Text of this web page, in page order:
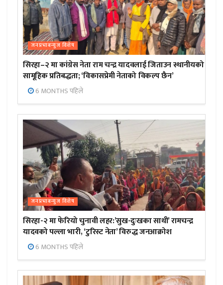
जनप्रभाबन्युज विशेष
सिरहा–२ मा कांग्रेस नेता राम चन्द्र यादवलाई जिताउन स्थानीयको
सामूहिक प्रतिबद्धता; ‘विकासप्रेमी नेताको विकल्प छैन’
6 MONTHS पहिले
जनप्रभाबन्युज विशेष
सिरहा-२ मा फेरियो चुनावी लहर:’सुख-दुःखका साथी’ रामचन्द्र
यादवको पल्ला भारी, ‘टुरिस्ट नेता’ विरुद्ध जनआक्रोश
6 MONTHS पहिले